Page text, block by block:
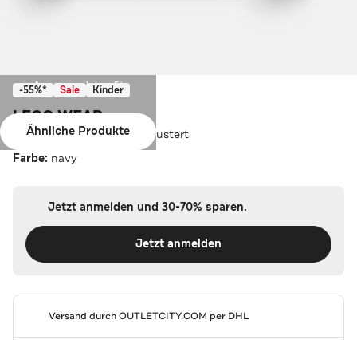
Ausverkauft
Ähnliche Produkte
-55%* Sale Kinder
LEGO WEAR
Sweatshirt 'LWStorm' gemustert
Farbe: navy
Jetzt anmelden und 30-70% sparen.
Jetzt anmelden
Versand durchOUTLETCITY.COM per DHL